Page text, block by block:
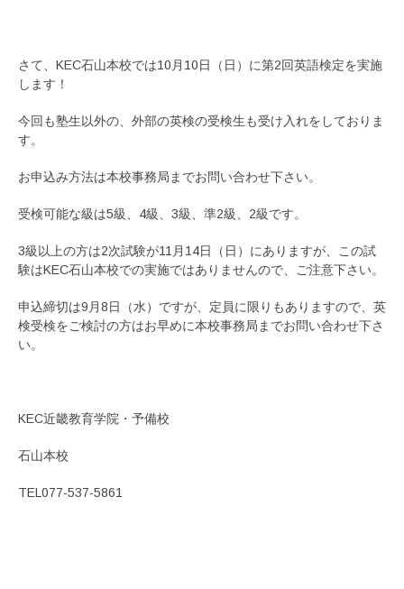
さて、KEC石山本校では10月10日（日）に第2回英語検定を実施
します！
今回も塾生以外の、外部の英検の受検生も受け入れをしておりま
す。
お申込み方法は本校事務局までお問い合わせ下さい。
受検可能な級は5級、4級、3級、準2級、2級です。
3級以上の方は2次試験が11月14日（日）にありますが、この試
験はKEC石山本校での実施ではありませんので、ご注意下さい。
申込締切は9月8日（水）ですが、定員に限りもありますので、英
検受検をご検討の方はお早めに本校事務局までお問い合わせ下さ
い。
KEC近畿教育学院・予備校
石山本校
TEL077-537-5861